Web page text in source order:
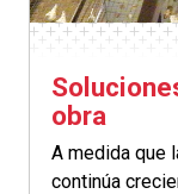
obra
A medida que
continúa